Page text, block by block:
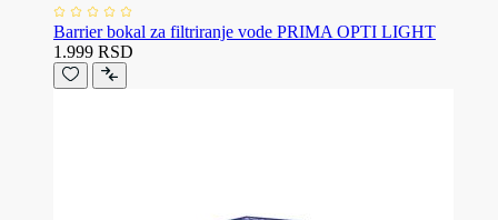
Barrier bokal za filtriranje vode PRIMA OPTI LIGHT
1.999 RSD